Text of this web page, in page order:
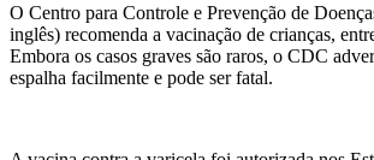
O Centro para Controle e Prevenção de
inglês) recomenda a vacinação de crianças,
Embora os casos graves são raros, o CDC
espalha facilmente e pode ser fatal.